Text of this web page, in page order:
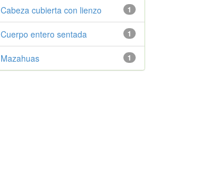
1
Cabeza cubierta con lienzo
1
Cuerpo entero sentada
1
Mazahuas